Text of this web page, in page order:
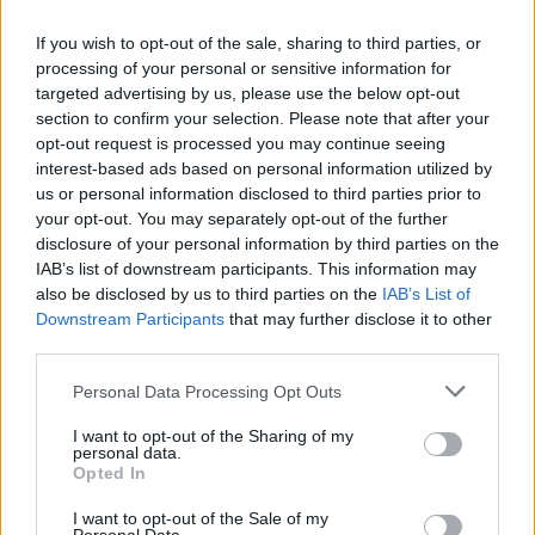
If you wish to opt-out of the sale, sharing to third parties, or
processing of your personal or sensitive information for
targeted advertising by us, please use the below opt-out
section to confirm your selection. Please note that after your
opt-out request is processed you may continue seeing
interest-based ads based on personal information utilized by
us or personal information disclosed to third parties prior to
your opt-out. You may separately opt-out of the further
disclosure of your personal information by third parties on the
IAB’s list of downstream participants. This information may
also be disclosed by us to third parties on the IAB’s List of
Downstream Participants that may further disclose it to other
Personal Data Processing Opt Outs
I want to opt-out of the Sharing of my
personal data.
Opted In
I want to opt-out of the Sale of my
07/08/26|12:09
Apollo Global Management:
Εξαγοράζει την EasyJet έναντι 7,7
δισ. δολαρίων - Η δήλωση του Sir
Στέλιου Χατζηιωάννου
06/08/26|18:31
Σαμοθράκη: Σε λειτουργία η
πλατφόρμα myBusinessSupport
για το ειδικό πρόγραμμα στήριξης
επιχειρήσεων
06/08/26|18:07
Ο Όμιλος Qualco επεκτείνει τη
δραστηριότητά του στην ΑΙ με
την απόκτηση πλειοψηφικού
06/08/26|17:45